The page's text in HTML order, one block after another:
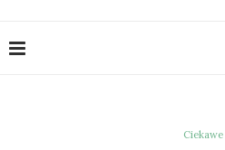
Ciekawe